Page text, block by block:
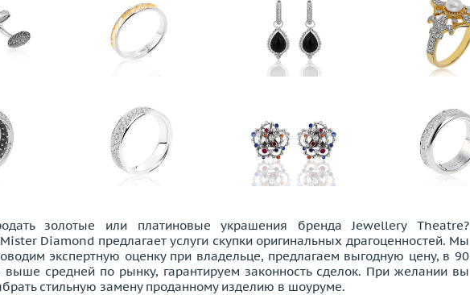
золотые или платиновые украшения бренда Jewellery Theatre?
Diamond предлагает услуги скупки оригинальных драгоценностей. Мы
экспертную оценку при владельце, предлагаем выгодную цену, в 90
выше средней по рынку, гарантируем законность сделок. При желании вы
стильную замену проданному изделию в шоуруме.